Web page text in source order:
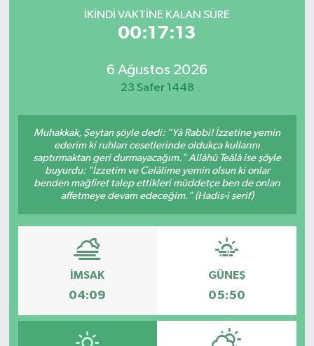
İKINDI VAKTINE KALAN SÜRE
00:17:13
6 Ağustos 2026
23 Safer 1448
Muhakkak, Şeytan şöyle dedi: "Yâ Rabbi! İzzetine yemin
ederim ki ruhları cesetlerinde oldukça kullarını
saptırmaktan geri durmayacağım." Allâhü Teâlâ ise şöyle
buyurdu: "İzzetim ve Celâlime yemin olsun ki onlar
benden mağfiret talep ettikleri müddetçe ben de onları
affetmeye devam edeceğim." (Hadis-i şerif)
İMSAK
04:09
GÜNEŞ
05:50